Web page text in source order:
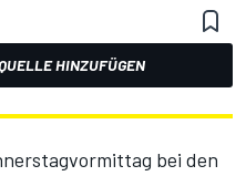
HINZUFÜGEN
bei den